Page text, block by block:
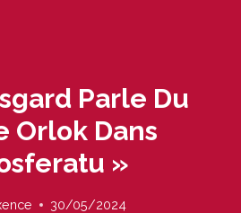
Parle Du
Orlok Dans
»
30/05/2024